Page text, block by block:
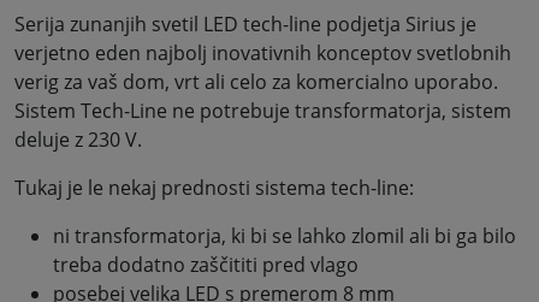
Serija zunanjih svetil LED tech-line podjetja Sirius je
verjetno eden najbolj inovativnih konceptov svetlobnih
verig za vaš dom, vrt ali celo za komercialno uporabo.
Sistem Tech-Line ne potrebuje transformatorja, sistem
deluje z 230 V.
Tukaj je le nekaj prednosti sistema tech-line:
ni transformatorja, ki bi se lahko zlomil ali bi ga bilo
treba dodatno zaščititi pred vlago
posebej velika LED s premerom 8 mm